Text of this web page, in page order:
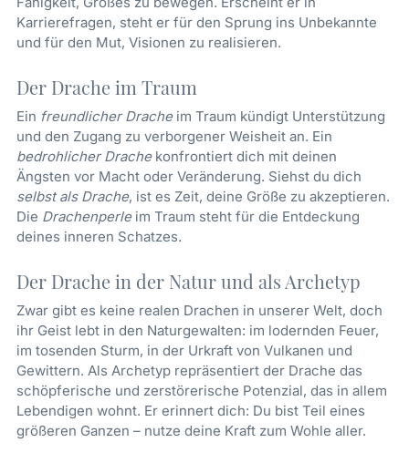
Karrierefragen, steht er für den Sprung ins Unbekannte
und für den Mut, Visionen zu realisieren.
Der Drache im Traum
Ein freundlicher Dracheim Traum kündigt Unterstützung
und den Zugang zu verborgener Weisheit an. Ein
bedrohlicher Drachekonfrontiert dich mit deinen
Ängsten vor Macht oder Veränderung. Siehst du dich
selbst als Drache, ist es Zeit, deine Größe zu akzeptieren.
Die Drachenperleim Traum steht für die Entdeckung
deines inneren Schatzes.
Der Drache in der Natur und als Archetyp
Zwar gibt es keine realen Drachen in unserer Welt, doch
ihr Geist lebt in den Naturgewalten: im lodernden Feuer,
im tosenden Sturm, in der Urkraft von Vulkanen und
Gewittern. Als Archetyp repräsentiert der Drache das
schöpferische und zerstörerische Potenzial, das in allem
Lebendigen wohnt. Er erinnert dich: Du bist Teil eines
größeren Ganzen – nutze deine Kraft zum Wohle aller.